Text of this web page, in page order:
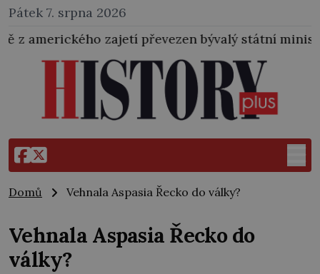
Pátek 7. srpna 2026
převezen bývalý státní ministr pro protektorát
Domů Vehnala Aspasia Řecko do války?
Vehnala Aspasia Řecko do
války?